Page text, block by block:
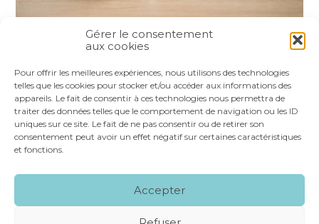
Gérer le consentement
aux cookies
Pour offrir les meilleures expériences, nous utilisons des technologies
telles que les cookies pour stocker et/ou accéder aux informations des
appareils. Le fait de consentir à ces technologies nous permettra de
traiter des données telles que le comportement de navigation ou les ID
uniques sur ce site. Le fait de ne pas consentir ou de retirer son
consentement peut avoir un effet négatif sur certaines caractéristiques
et fonctions.
Accepter
FaceBook
TwitterLinkedIn
Footer
NOS SERVICES
NOS SPÉCIALITÉS
RECRUTEMENT CONTACT